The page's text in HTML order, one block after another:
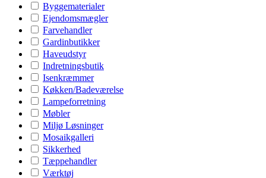
Byggematerialer
Ejendomsmægler
Farvehandler
Gardinbutikker
Haveudstyr
Indretningsbutik
Isenkræmmer
Køkken/Badeværelse
Lampeforretning
Møbler
Miljø Løsninger
Mosaikgalleri
Sikkerhed
Tæppehandler
Værktøj